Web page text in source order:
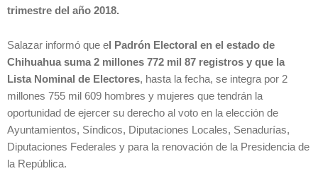
trimestre del año 2018.
Salazar informó que e l Padrón Electoral en el estado de
Chihuahua suma 2 millones 772 mil 87 registros y que la
Lista Nominal de Electores, hasta la fecha, se integra por 2
millones 755 mil 609 hombres y mujeres que tendrán la
oportunidad de ejercer su derecho al voto en la elección de
Ayuntamientos, Síndicos, Diputaciones Locales, Senadurías,
Diputaciones Federales y para la renovación de la Presidencia de
la República.